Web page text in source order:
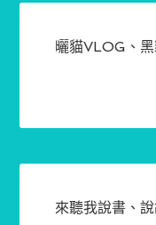
曬貓VLOG、
來聽我說書、說